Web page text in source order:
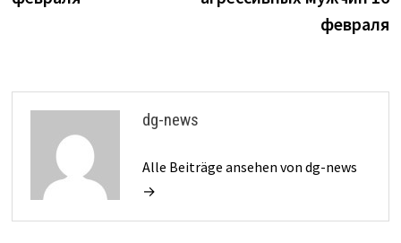
февраля
dg-news
Alle Beiträge ansehen von dg-news
→